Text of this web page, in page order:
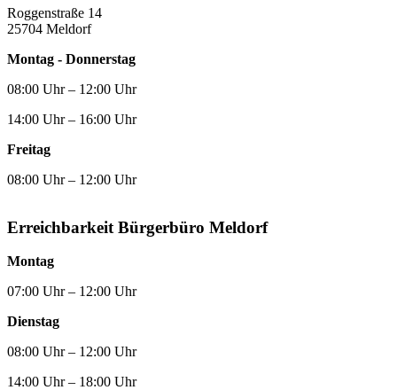
Roggenstraße 14
25704 Meldorf
Montag - Donnerstag
08:00 Uhr – 12:00 Uhr
14:00 Uhr – 16:00 Uhr
Freitag
08:00 Uhr – 12:00 Uhr
Erreichbarkeit Bürgerbüro Meldorf
Montag
07:00 Uhr – 12:00 Uhr
Dienstag
08:00 Uhr – 12:00 Uhr
14:00 Uhr – 18:00 Uhr